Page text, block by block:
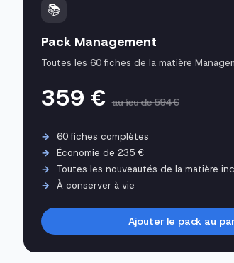
📚
Pack Management
Toutes les 60 fiches de la matière
359 €au lieu de 594 €
60 fiches complètes
Économie de 235 €
Toutes les nouveautés de la matière
À conserver à vie
Ajouter le pack au